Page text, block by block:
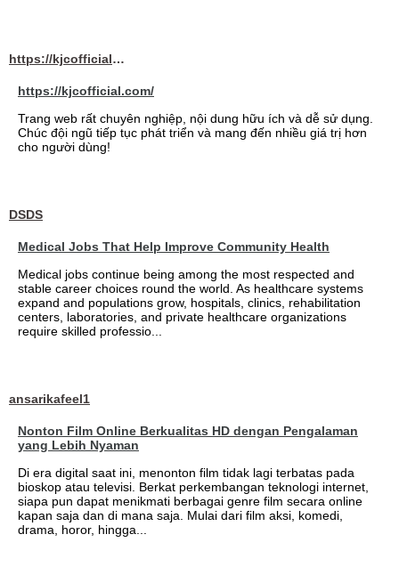
https://kjcofficial.com/
https://kjcofficial.com/
Trang web rất chuyên nghiệp, nội dung hữu ích và dễ sử dụng.
Chúc đội ngũ tiếp tục phát triển và mang đến nhiều giá trị hơn
cho người dùng!
DSDS
Medical Jobs That Help Improve Community Health
Medical jobs continue being among the most respected and
stable career choices round the world. As healthcare systems
expand and populations grow, hospitals, clinics, rehabilitation
centers, laboratories, and private healthcare organizations
require skilled professio...
ansarikafeel1
Nonton Film Online Berkualitas HD dengan Pengalaman
yang Lebih Nyaman
Di era digital saat ini, menonton film tidak lagi terbatas pada
bioskop atau televisi. Berkat perkembangan teknologi internet,
siapa pun dapat menikmati berbagai genre film secara online
kapan saja dan di mana saja. Mulai dari film aksi, komedi,
drama, horor, hingga...